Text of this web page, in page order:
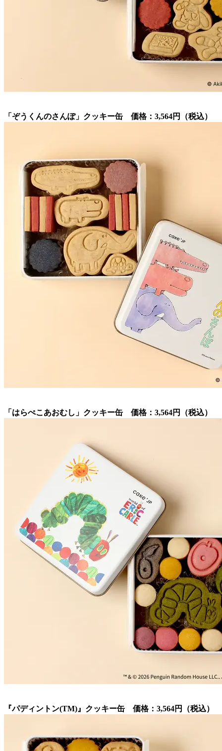
「ぞうくんのさんぽ」クッキー缶 価格：3,564円（税込）
「はらぺこあおむし」クッキー缶 価格：3,564円（税込）
『パディントン(TM)』クッキー缶 価格：3,564円（税込）